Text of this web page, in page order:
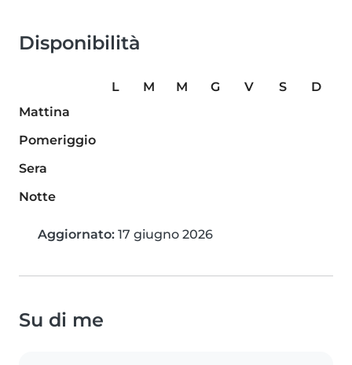
Disponibilità
L M M G V S
D
Mattina
Pomeriggio
Sera
Notte
Aggiornato: 17 giugno 2026
Su di me